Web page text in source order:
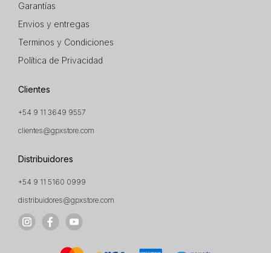
Garantías
Envios y entregas
Terminos y Condiciones
Política de Privacidad
Clientes
+54 9 11 3649 9557
clientes@gpxstore.com
Distribuidores
+54 9 11 5160 0999
distribuidores@gpxstore.com